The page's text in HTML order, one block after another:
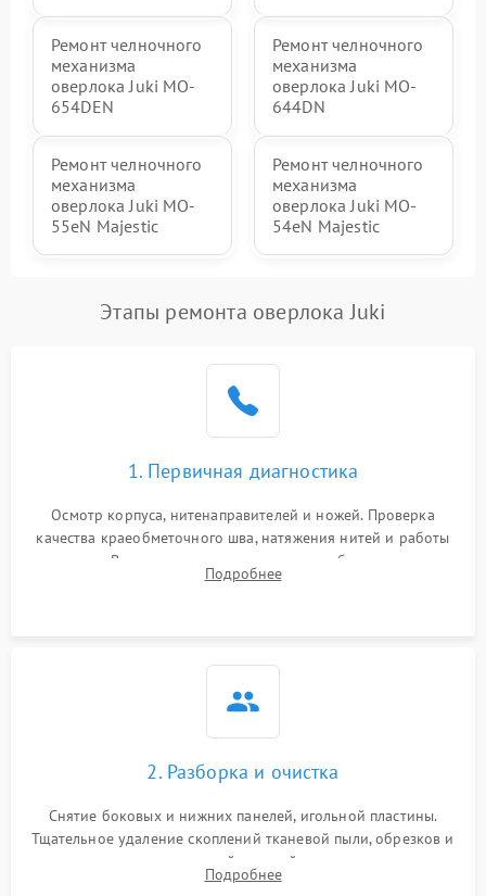
Ремонт челночного
механизма
оверлока Juki MO-
654DEN
Ремонт челночного
механизма
оверлока Juki MO-
644DN
Ремонт челночного
механизма
оверлока Juki MO-
55eN Majestic
Ремонт челночного
механизма
оверлока Juki MO-
54eN Majestic
Этапы ремонта оверлока Juki
1. Первичная диагностика
Осмотр корпуса, нитенаправителей и ножей. Проверка
качества краеобметочного шва, натяжения нитей и работы
педали. Выявление пропусков стежков, обрывов нити,
заклинивания или тупого среза ткани на тестовом образце.
Подробнее
2. Разборка и очистка
Снятие боковых и нижних панелей, игольной пластины.
Тщательное удаление скоплений тканевой пыли, обрезков и
очесов из зоны петлителей и ножей с помощью жестких
кистей, пинцета и потока сжатого воздуха.
Подробнее